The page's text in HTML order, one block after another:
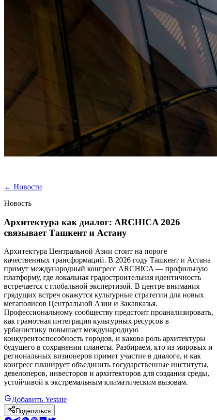
← Новости
Новость
Архитектура как диалог: ARCHICA 2026
связывает Ташкент и Астану
Архитектура Центральной Азии стоит на пороге
качественных трансформаций. В 2026 году Ташкент и Астана
примут международный конгресс ARCHICA — профильную
платформу, где локальная градостроительная идентичность
встречается с глобальной экспертизой. В центре внимания
грядущих встреч окажутся культурные стратегии для новых
мегаполисов Центральной Азии и Закавказья.
Профессиональному сообществу предстоит проанализировать,
как грамотная интеграция культурных ресурсов в
урбанистику повышает международную
конкурентоспособность городов, и какова роль архитектуры
будущего в сохранении планеты. Разбираем, кто из мировых и
региональных визионеров примет участие в диалоге, и как
конгресс планирует объединить государственные институты,
девелоперов, инвесторов и архитекторов для создания среды,
устойчивой к экстремальным климатическим вызовам.
Добавить Yestate
Поделиться